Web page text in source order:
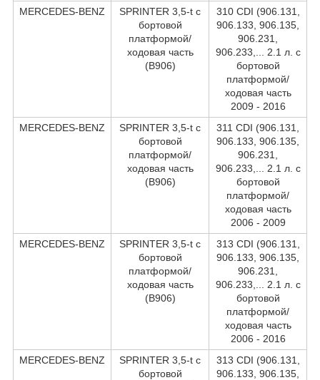
MERCEDES-BENZ
SPRINTER 3,5-t c
бортовой
платформой/
ходовая часть
(B906)
310 CDI (906.131,
906.133, 906.135,
906.231,
906.233,... 2.1 л. c
бортовой
платформой/
ходовая часть
2009 - 2016
MERCEDES-BENZ
SPRINTER 3,5-t c
бортовой
платформой/
ходовая часть
(B906)
311 CDI (906.131,
906.133, 906.135,
906.231,
906.233,... 2.1 л. c
бортовой
платформой/
ходовая часть
2006 - 2009
MERCEDES-BENZ
SPRINTER 3,5-t c
бортовой
платформой/
ходовая часть
(B906)
313 CDI (906.131,
906.133, 906.135,
906.231,
906.233,... 2.1 л. c
бортовой
платформой/
ходовая часть
2006 - 2016
MERCEDES-BENZ
SPRINTER 3,5-t c
бортовой
313 CDI (906.131,
906.133, 906.135,